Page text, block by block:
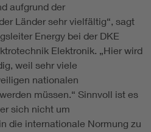
aufgrund der
Länder sehr vielfältig“, sagt
Energy bei der DKE
Elektronik. „Hier wird
weil sehr viele
nationalen
müssen.“ Sinnvoll ist es
sich nicht um
die internationale Normung zu